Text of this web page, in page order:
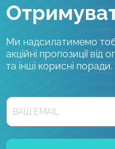
Ми надсилатимемо
акційні пропозиції від
та інші корисні поради.